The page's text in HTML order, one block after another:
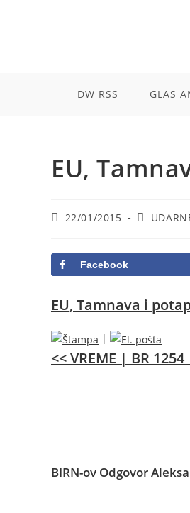
DW RSS GLAS
EU,
Post22/01/2015
Post
Facebook
EU, Tamnava i
|
<<VREME | BR 1254
BIRN-ov Odgovor